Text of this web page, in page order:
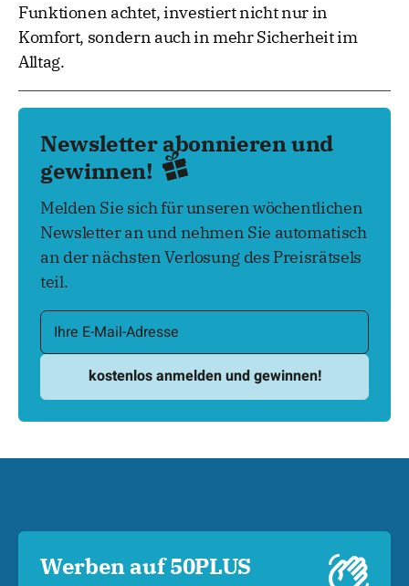
Funktionen achtet, investiert nicht nur in
Komfort, sondern auch in mehr Sicherheit im
Alltag.
Newsletter abonnieren und
gewinnen!
Melden Sie sich für unseren wöchentlichen
Newsletter an und nehmen Sie automatisch
an der nächsten Verlosung des Preisrätsels
teil.
Werben auf 50PLUS